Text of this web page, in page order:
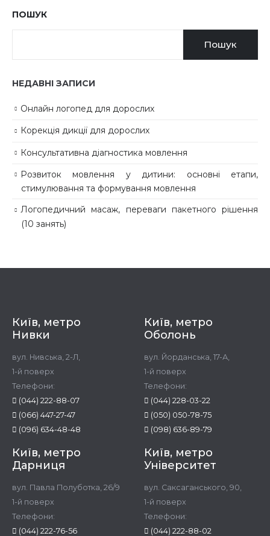
ПОШУК
Пошук
НЕДАВНІ ЗАПИСИ
Онлайн логопед для дорослих
Корекція дикції для дорослих
Консультативна діагностика мовлення
Розвиток мовлення у дитини: основні етапи,
стимулювання та формування мовлення
Логопедичний масаж, переваги пакетного рішення
(10 занять)
Київ, метро
Нивки
вул. Нивська, 2-Л,
1-й поверх
Телефони:
(044) 222-88-07
(066) 447-27-47
(096) 634-48-48
Київ, метро
Оболонь
вул. Йорданська, 17-А,
1-й поверх
Телефони:
(044) 228-03-22
(050) 050-78-75
(098) 636-89-79
Київ, метро
Дарниця
вул. Павла Полуботка, 26/9
1-й поверх
Телефони:
(044) 222-76-56
Київ, метро
Університет
вул. Саксаганського, 90,
1-й поверх
Телефони:
(044) 222-88-02